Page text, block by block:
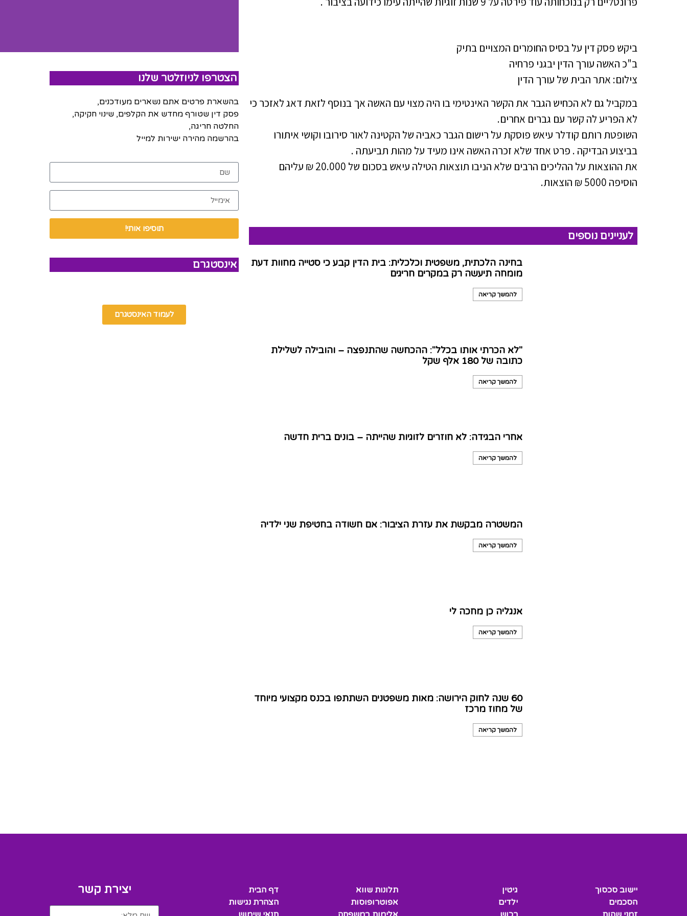
ביקש פסק דין על בסיס החומרים המצויים בתיק
ב"כ האשה עורך הדין יבגני פרחיה
צילום: אתר הבית של עורך הדין
במקביל גם לא הכחיש הגבר את הקשר האינטימי בו היה מצוי עם האשה אך בנוסף לזאת דאג לאזכר כי
לא הפריע לה קשר עם גברים אחרים.
השופטת רותם קודלר עיאש פוסקת על רישום הגבר כאביה של הקטינה לאור סירובו וקושי איתורו
בביצוע הבדיקה . פרט אחד שלא זכרה האשה אינו מעיד על מהות תביעתה .
את ההוצאות על ההליכים הרבים שלא הניבו תוצאות הטילה עיאש בסכום של 20.000 ₪ עליהם
הוסיפה 5000 ₪ הוצאות.
לעניינים נוספים
בחינה הלכתית, משפטית וכלכלית: בית הדין קבע כי סטייה מחוות דעת
מומחה תיעשה רק במקרים חריגים
להמשך קריאה
"לא הכרתי אותו בכלל": ההכחשה שהתנפצה – והובילה לשלילת
כתובה של 180 אלף שקל
להמשך קריאה
אחרי הבגידה: לא חוזרים לזוגיות שהייתה – בונים ברית חדשה
להמשך קריאה
המשטרה מבקשת את עזרת הציבור: אם חשודה בחטיפת שני ילדיה
להמשך קריאה
אנגליה כן מחכה לי
להמשך קריאה
60 שנה לחוק הירושה: מאות משפטנים השתתפו בכנס מקצועי מיוחד
של מחוז מרכז
להמשך קריאה
הצטרפו לניוזלטר שלנו
בהשארת פרטים אתם נשארים מעודכנים,
פסק דין שטורף מחדש את הקלפים, שינוי חקיקה,
החלטה חריגה,
בהרשמה מהירה ישירות למייל
תוסיפו אותי!
אינסטגרם
לעמוד האינסטגרם
יישוב סכסוך
הסכמים
גיטין
ילדים
תלונות שווא
אפוטרופוסות
דף הבית
הצהרת נגישות
יצירת קשר